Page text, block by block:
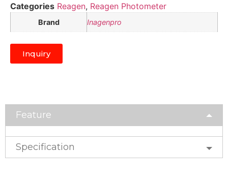
Categories Reagen, Reagen Photometer
Brand Inagenpro
Inquiry
Feature
Specification